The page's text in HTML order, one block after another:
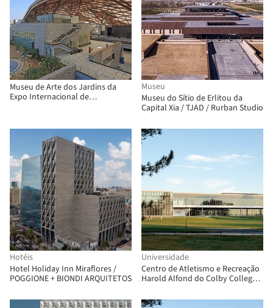
Museu de Arte dos Jardins da
Expo Internacional de
Group
Museu
Museu do Sítio de Erlitou da
Capital Xia / TJAD / Rurban Studio
Hotéis
Hotel Holiday Inn Miraflores /
POGGIONE + BIONDI ARQUITETOS
Universidade
Centro de Atletismo e Recreação
Harold Alfond do Colby College /